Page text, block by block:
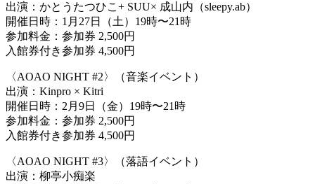
出演：かとうたつひこ+ SUU× 成山内（sleepy.ab）
開催日時：1月27日（土）19時〜21時
参加料金：参加券 2,500円
入館券付き参加券 4,500円
〈AOAO NIGHT #2〉（音楽イベント）
出演：Kinpro × Kitri
開催日時：2月9日（金）19時〜21時
参加料金：参加券 2,500円
入館券付き参加券 4,500円
〈AOAO NIGHT #3〉（落語イベント）
出演：柳亭小痴楽